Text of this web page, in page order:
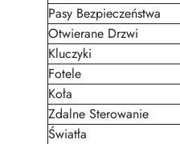
Pasy Bezpieczeństwa
Otwierane Drzwi
Kluczyki
Fotele
Koła
Zdalne Sterowanie
Światła